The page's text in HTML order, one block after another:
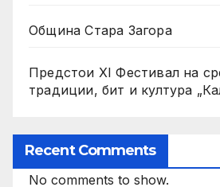
Община Стара Загора
Предстои XI Фестивал на
традиции, бит и култура
Recent Comments
No comments to show.